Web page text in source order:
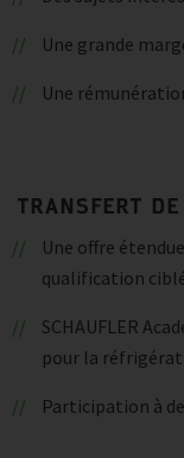
Une grande
Une
TRANSFERT
Une offre
qualification
SCHAUFLER
pour la
Participation à